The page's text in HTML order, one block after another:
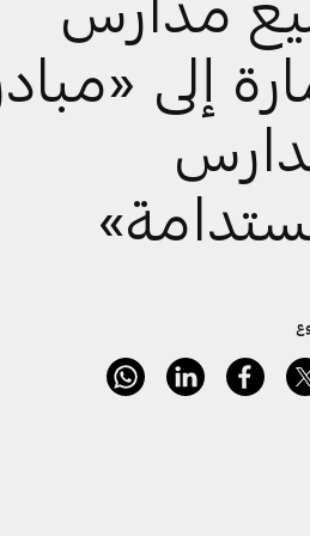
إلى